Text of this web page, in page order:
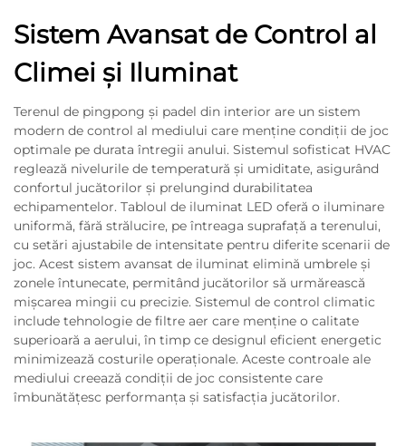
Sistem Avansat de Control al
Climei și Iluminat
Terenul de pingpong și padel din interior are un sistem
modern de control al mediului care menține condiții de joc
optimale pe durata întregii anului. Sistemul sofisticat HVAC
reglează nivelurile de temperatură și umiditate, asigurând
confortul jucătorilor și prelungind durabilitatea
echipamentelor. Tabloul de iluminat LED oferă o iluminare
uniformă, fără strălucire, pe întreaga suprafață a terenului,
cu setări ajustabile de intensitate pentru diferite scenarii de
joc. Acest sistem avansat de iluminat elimină umbrele și
zonele întunecate, permitând jucătorilor să urmărească
mișcarea mingii cu precizie. Sistemul de control climatic
include tehnologie de filtre aer care menține o calitate
superioară a aerului, în timp ce designul eficient energetic
minimizează costurile operaționale. Aceste controale ale
mediului creează condiții de joc consistente care
îmbunătățesc performanța și satisfacția jucătorilor.